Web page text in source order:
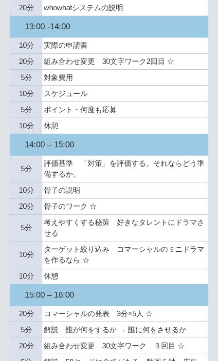
20分
whowhatシステムの説明
13:00 -14:00
10分
実際の申請書
20分
組み合わせ変更 30文字ワーク2回目 ☆
5分
対象費用
10分
スケジュール
5分
ポイント・何度も応募
10分
休憩
14:00 – 15:00
5分
評価基準 「対策」を評価する。それならどう準
備するか。
10分
骨子の説明
20分
骨子のワーク ☆
5分
考えやすくする秘策 好きなタレントにドラマさ
せる
10分
ターゲット絞り込み コマーシャルのミニドラマ
を作るなら ☆
10分
休憩
15:00 – 16:00
20分
コマーシャルの発表 3分×5人 ☆
5分
解説 誰が何をするか → 誰に何をさせるか
20分
組み合わせ変更 30文字ワーク ３回目 ☆